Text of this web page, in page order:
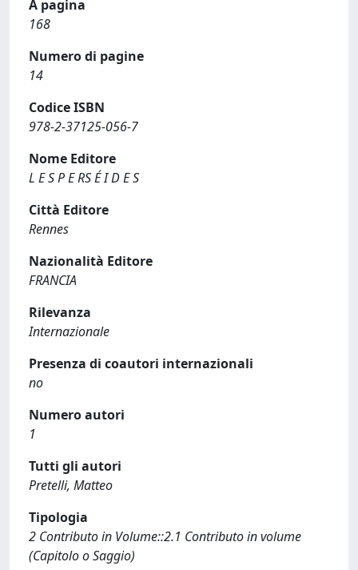
A pagina
168
Numero di pagine
14
Codice ISBN
978-2-37125-056-7
Nome Editore
L E S P E RS É I D E S
Città Editore
Rennes
Nazionalità Editore
FRANCIA
Rilevanza
Internazionale
Presenza di coautori internazionali
no
Numero autori
1
Tutti gli autori
Pretelli, Matteo
Tipologia
2 Contributo in Volume::2.1 Contributo in volume
(Capitolo o Saggio)